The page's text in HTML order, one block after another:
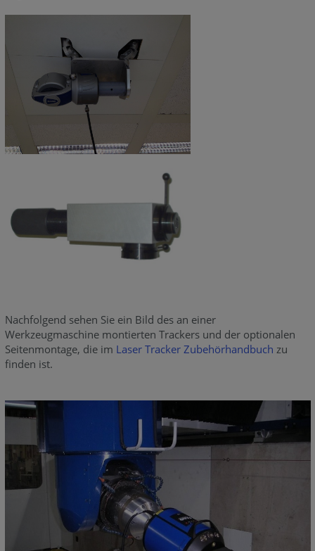
Nachfolgend sehen Sie ein Bild des an einer
Werkzeugmaschine montierten Trackers und der optionalen
Seitenmontage, die im Laser Tracker Zubehörhandbuch zu
finden ist.